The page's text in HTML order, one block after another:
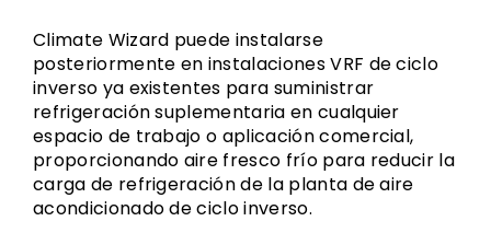
Climate Wizard puede instalarse
posteriormente en instalaciones VRF de ciclo
inverso ya existentes para suministrar
refrigeración suplementaria en cualquier
espacio de trabajo o aplicación comercial,
proporcionando aire fresco frío para reducir la
carga de refrigeración de la planta de aire
acondicionado de ciclo inverso.